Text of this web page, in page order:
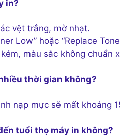
in?
vệt trắng, mờ nhạt.
Low” hoặc “Replace
màu sắc không chuẩn
thời gian không?
nạp mực sẽ mất khoảng
tuổi thọ máy in không?